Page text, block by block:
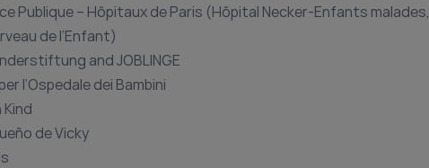
Publique – Hôpitaux de Paris (Hôpital Necker-Enfants malades,
de l’Enfant)
and JOBLINGE
l’Ospedale dei Bambini
de Vicky